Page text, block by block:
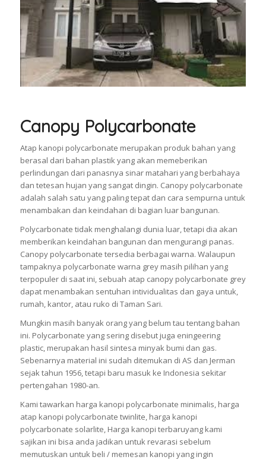
Canopy Polycarbonate
Atap kanopi polycarbonate merupakan produk bahan yang
berasal dari bahan plastik yang akan memeberikan
perlindungan dari panasnya sinar matahari yang berbahaya
dan tetesan hujan yang sangat dingin. Canopy polycarbonate
adalah salah satu yang paling tepat dan cara sempurna untuk
menambakan dan keindahan di bagian luar bangunan.
Polycarbonate tidak menghalangi dunia luar, tetapi dia akan
memberikan keindahan bangunan dan mengurangi panas.
Canopy polycarbonate tersedia berbagai warna. Walaupun
tampaknya polycarbonate warna grey masih pilihan yang
terpopuler di saat ini, sebuah atap canopy polycarbonate grey
dapat menambakan sentuhan intividualitas dan gaya untuk,
rumah, kantor, atau ruko di Taman Sari.
Mungkin masih banyak orang yang belum tau tentang bahan
ini. Polycarbonate yang sering disebut juga eningeering
plastic, merupakan hasil sintesa minyak bumi dan gas.
Sebenarnya material ini sudah ditemukan di AS dan Jerman
sejak tahun 1956, tetapi baru masuk ke Indonesia sekitar
pertengahan 1980-an.
Kami tawarkan harga kanopi polycarbonate minimalis, harga
atap kanopi polycarbonate twinlite, harga kanopi
polycarbonate solarlite, Harga kanopi terbaruyang kami
sajikan ini bisa anda jadikan untuk revarasi sebelum
memutuskan untuk beli / memesan kanopi yang ingin